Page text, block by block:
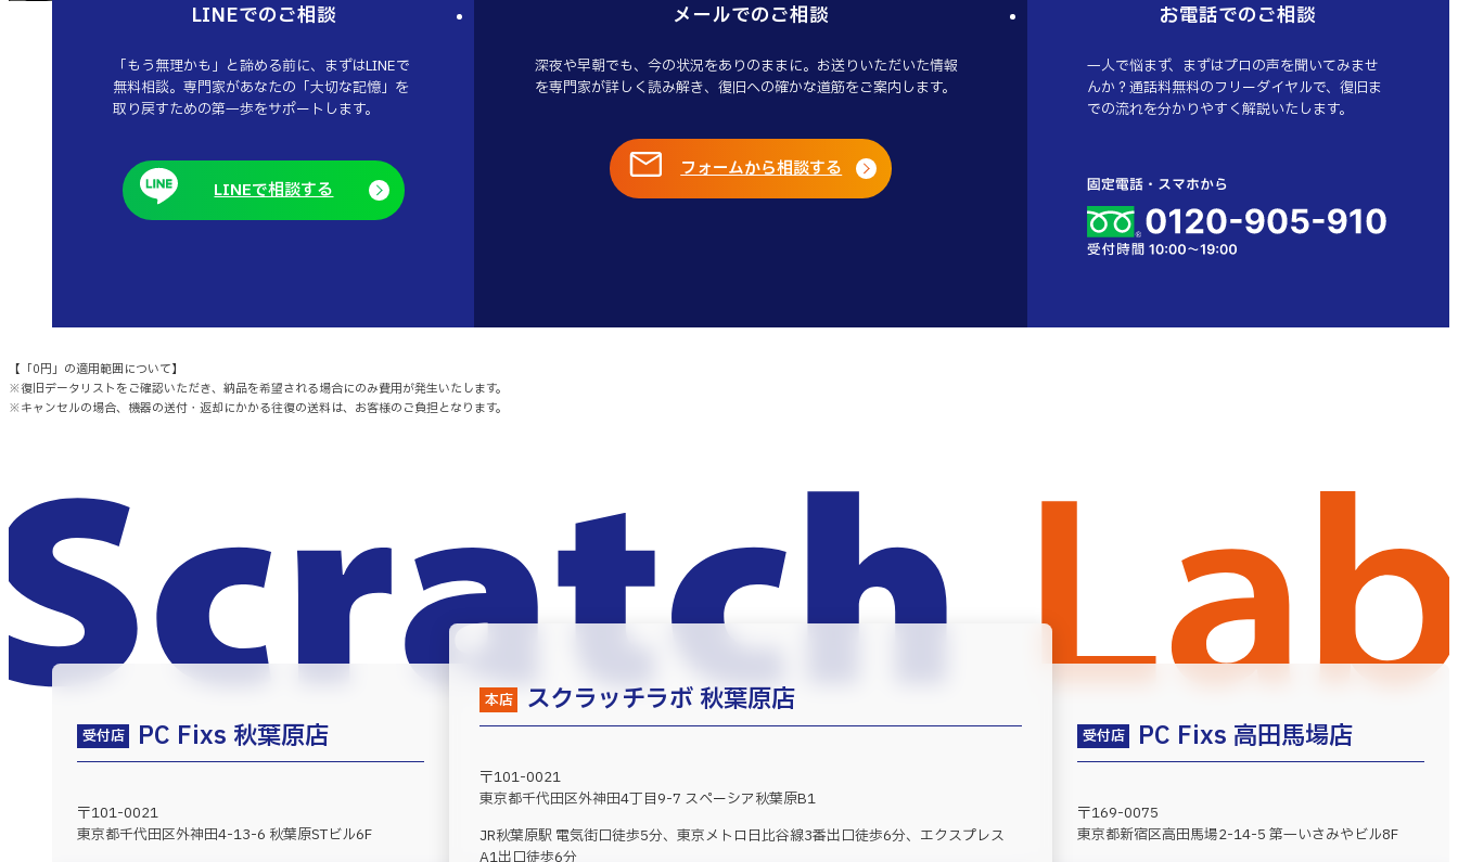
LINEでのご相談
「もう無理かも」と諦める前に、まずはLINEで
無料相談。専門家があなたの「大切な記憶」を
取り戻すための第一歩をサポートします。
LINEで相談する
メールでのご相談
深夜や早朝でも、今の状況をありのままに。お送りいただいた情報
を専門家が詳しく読み解き、復旧への確かな道筋をご案内します。
フォームから相談する
お電話でのご相談
一人で悩まず、まずはプロの声を聞いてみませ
んか？通話料無料のフリーダイヤルで、復旧ま
での流れを分かりやすく解説いたします。
【「0円」の適用範囲について】
※復旧データリストをご確認いただき、納品を希望される場合にのみ費用が発生いたします。
※キャンセルの場合、機器の送付・返却にかかる往復の送料は、お客様のご負担となります。
受付店 PC Fixs 秋葉原店
〒101-0021
東京都千代田区外神田4-13-6 秋葉原STビル6F
本店 スクラッチラボ 秋葉原店
〒101-0021
東京都千代田区外神田4丁目9-7 スペーシア秋葉原B1
JR秋葉原駅 電気街口徒歩5分、東京メトロ日比谷線3番出口徒歩6分、エクスプレス
受付店 PC Fixs 高田馬場店
〒169-0075
東京都新宿区高田馬場2-14-5 第一いさみやビル8F